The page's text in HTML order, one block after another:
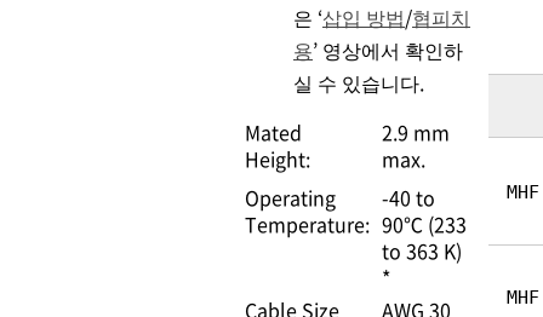
은 ‘삽입 방법/협피치
용’ 영상에서 확인하
실 수 있습니다.
Mated
Height:
2.9 mm
max.
Operating
Temperature:
-40 to
90℃ (233
to 363 K)
*
Cable Size
AWG 30